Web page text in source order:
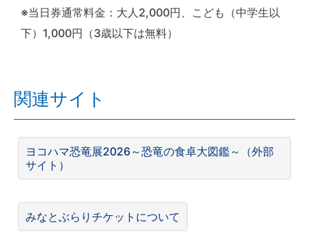
※当日券通常料金：大人2,000円、こども（中学生以
下）1,000円（3歳以下は無料）
関連サイト
ヨコハマ恐竜展2026～恐竜の食卓大図鑑～（外部
サイト）
みなとぶらりチケットについて